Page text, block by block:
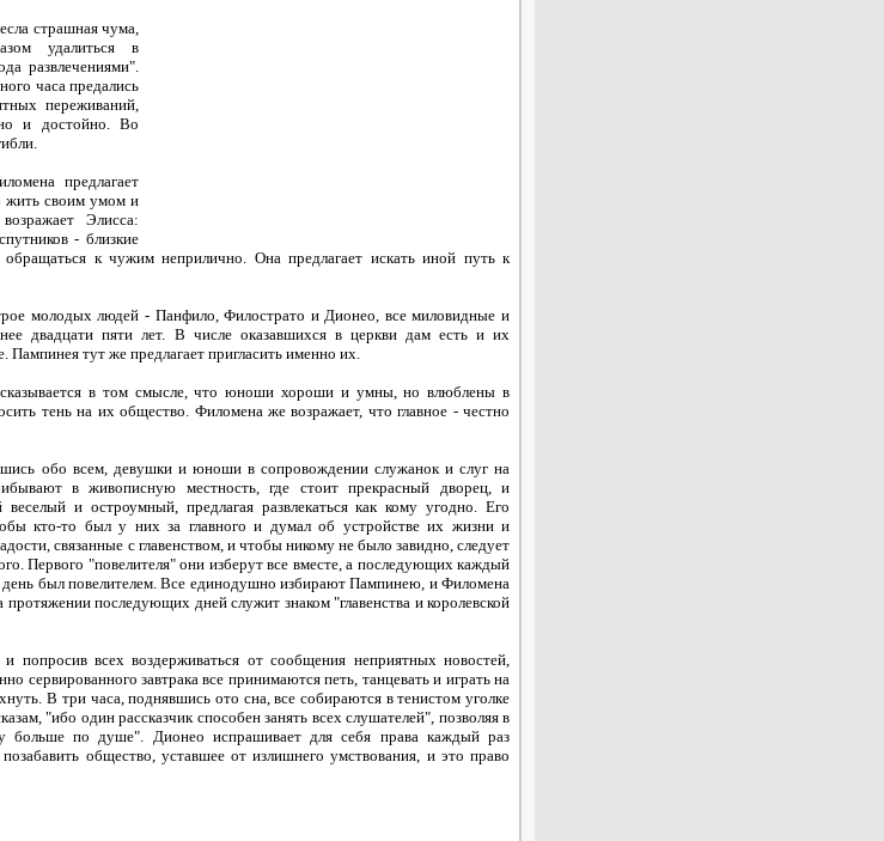
страшная чума,
удалиться в
развлечениями".
часа предались
переживаний,
и достойно. Во
предлагает
жить своим умом и
Элисса:
- близкие
к чужим неприлично. Она предлагает искать иной путь к
молодых людей - Панфило, Филострато и Дионео, все миловидные и
двадцати пяти лет. В числе оказавшихся в церкви дам есть и их
Пампинея тут же предлагает пригласить именно их.
в том смысле, что юноши хороши и умны, но влюблены в
тень на их общество. Филомена же возражает, что главное - честно
обо всем, девушки и юноши в сопровождении служанок и слуг на
в живописную местность, где стоит прекрасный дворец, и
и остроумный, предлагая развлекаться как кому угодно. Его
кто-то был у них за главного и думал об устройстве их жизни и
связанные с главенством, и чтобы никому не было завидно, следует
Первого "повелителя" они изберут все вместе, а последующих каждый
день был повелителем. Все единодушно избирают Пампинею, и Филомена
протяжении последующих дней служит знаком "главенства и королевской
всех воздерживаться от сообщения неприятных новостей,
сервированного завтрака все принимаются петь, танцевать и играть на
В три часа, поднявшись ото сна, все собираются в тенистом уголке
"ибо один рассказчик способен занять всех слушателей", позволяя в
больше по душе". Дионео испрашивает для себя права каждый раз
общество, уставшее от излишнего умствования, и это право